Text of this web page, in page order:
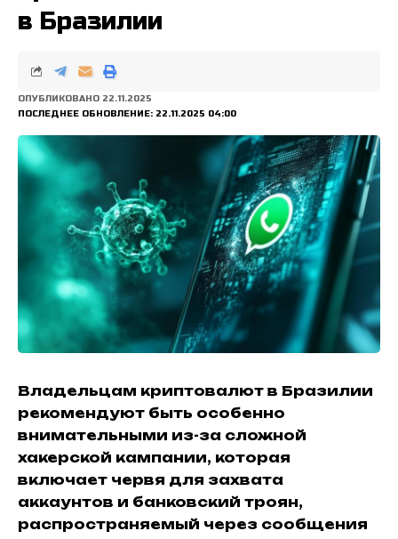
в Бразилии
ПОСЛЕДНЕЕ ОБНОВЛЕНИЕ: 22.11.2025 04:00
ОПУБЛИКОВАНО 22.11.2025
Владельцам криптовалют в Бразилии
рекомендуют быть особенно
внимательными из-за сложной
хакерской кампании, которая
включает червя для захвата
аккаунтов и банковский троян,
распространяемый через сообщения